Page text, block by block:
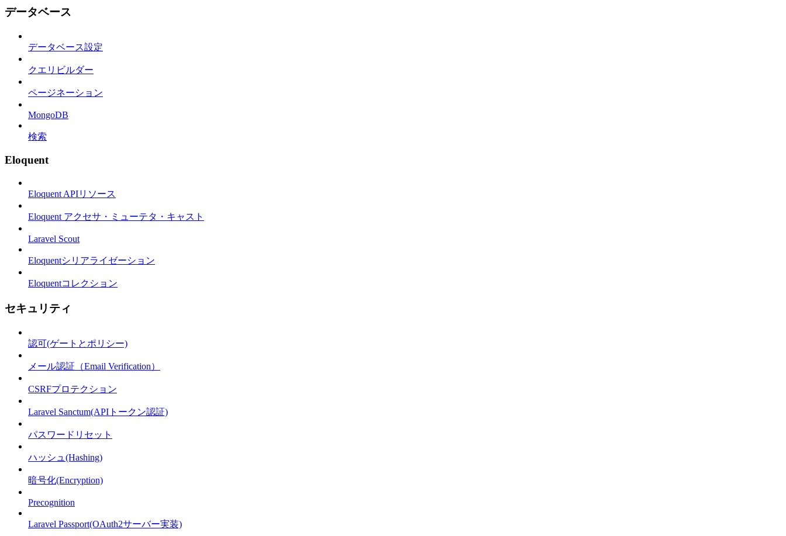
データベース
データベース設定
クエリビルダー
ページネーション
MongoDB
検索
Eloquent
Eloquent APIリソース
Eloquent アクセサ・ミューテタ・キャスト
Laravel Scout
Eloquentシリアライゼーション
Eloquentコレクション
セキュリティ
認可(ゲートとポリシー)
メール認証（Email Verification）
CSRFプロテクション
Laravel Sanctum(APIトークン認証)
パスワードリセット
ハッシュ(Hashing)
暗号化(Encryption)
Precognition
Laravel Passport(OAuth2サーバー実装)